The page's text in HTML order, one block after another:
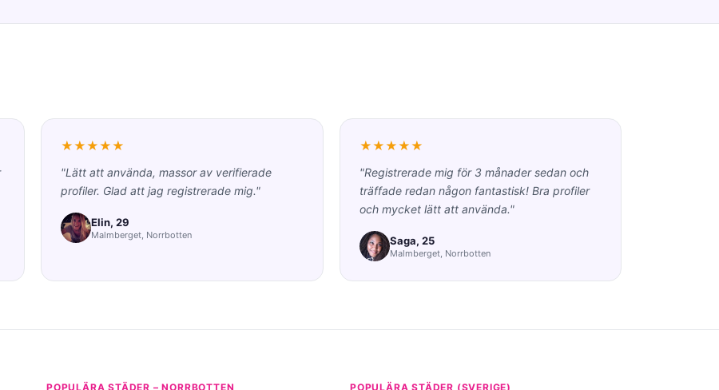
★★★★★
"Lätt att använda, massor av verifierade
profiler. Glad att jag registrerade mig."
Elin, 29
Malmberget, Norrbotten
★★★★★
"Registrerade mig för 3 månader sedan och
träffade redan någon fantastisk! Bra profiler
och mycket lätt att använda."
Saga, 25
Malmberget, Norrbotten
POPULÄRA STÄDER – NORRBOTTEN POPULÄRA STÄDER (SVERIGE)